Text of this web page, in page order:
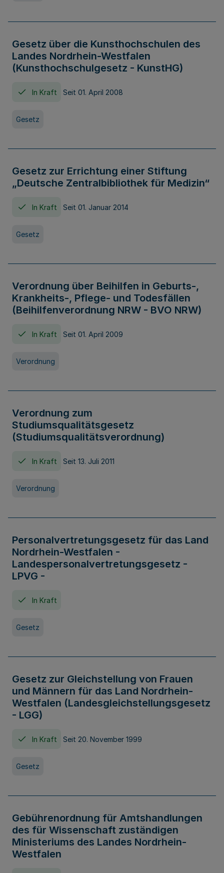
Gesetz über die Kunsthochschulen des
Landes Nordrhein-Westfalen
(Kunsthochschulgesetz - KunstHG)
In Kraft Seit 01. April 2008
Gesetz
Gesetz zur Errichtung einer Stiftung
„Deutsche Zentralbibliothek für Medizin“
In Kraft Seit 01. Januar 2014
Gesetz
Verordnung über Beihilfen in Geburts-,
Krankheits-, Pflege- und Todesfällen
(Beihilfenverordnung NRW - BVO NRW)
In Kraft Seit 01. April 2009
Verordnung
Verordnung zum
Studiumsqualitätsgesetz
(Studiumsqualitätsverordnung)
In Kraft Seit 13. Juli 2011
Verordnung
Personalvertretungsgesetz für das Land
Nordrhein-Westfalen -
Landespersonalvertretungsgesetz -
LPVG -
In Kraft
Gesetz
Gesetz zur Gleichstellung von Frauen
und Männern für das Land Nordrhein-
Westfalen (Landesgleichstellungsgesetz
- LGG)
In Kraft Seit 20. November 1999
Gesetz
Gebührenordnung für Amtshandlungen
des für Wissenschaft zuständigen
Ministeriums des Landes Nordrhein-
Westfalen